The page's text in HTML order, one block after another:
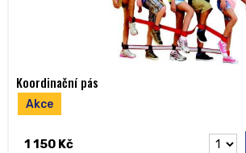
Akce
Koordinační pás
1 150 Kč